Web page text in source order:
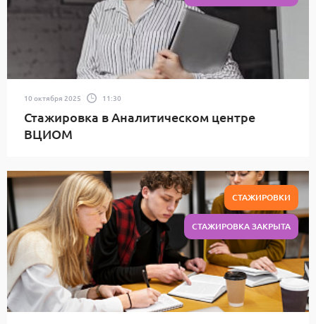
10 октября 2025 11:30
Стажировка в Аналитическом центре
ВЦИОМ
СТАЖИРОВКИ
СТАЖИРОВКА ЗАКРЫТА